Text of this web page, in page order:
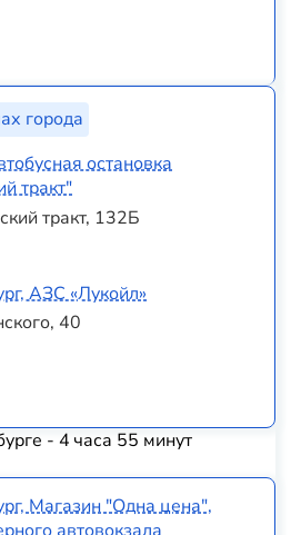
города
остановка
тракт"
тракт, 132Б
АЗС «Лукойл»
40
- 4 часа 55 минут
Магазин "Одна цена",
автовокзала